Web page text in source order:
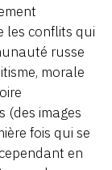
les conflits qui
russe
morale
(des images
fois qui se
en